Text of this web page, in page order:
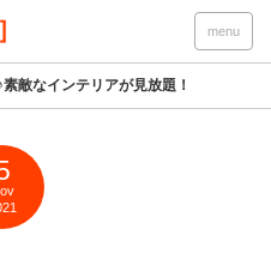
menu
敵なインテリアが見放題！